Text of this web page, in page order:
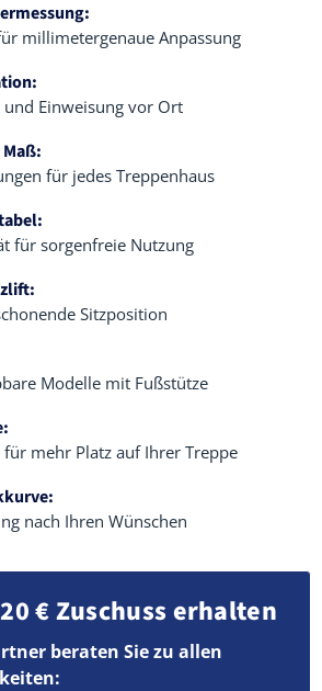
millimetergenaue Anpassung
und Einweisung vor Ort
für jedes Treppenhaus
für sorgenfreie Nutzung
Sitzposition
Modelle mit Fußstütze
für mehr Platz auf Ihrer Treppe
nach Ihren Wünschen
€ Zuschuss erhalten
beraten Sie zu allen